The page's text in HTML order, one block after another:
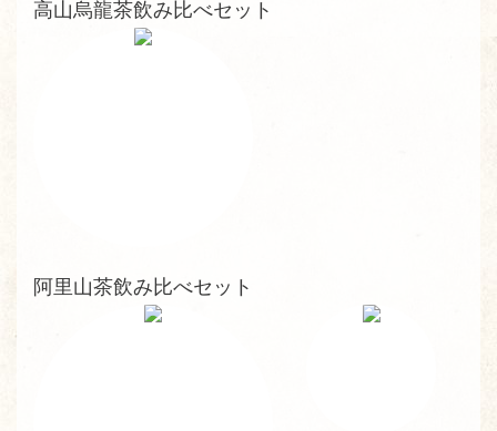
高山烏龍茶飲み比べセット
阿里山茶飲み比べセット